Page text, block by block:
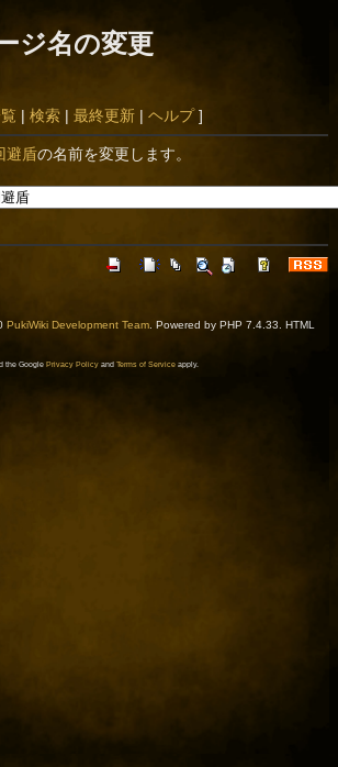
ジ名の変更
| 検索| 最終更新| ヘルプ]
避盾の名前を変更します。
PukiWiki Development Team. Powered by PHP 7.4.33. HTML
the Google Privacy Policyand Terms of Serviceapply.